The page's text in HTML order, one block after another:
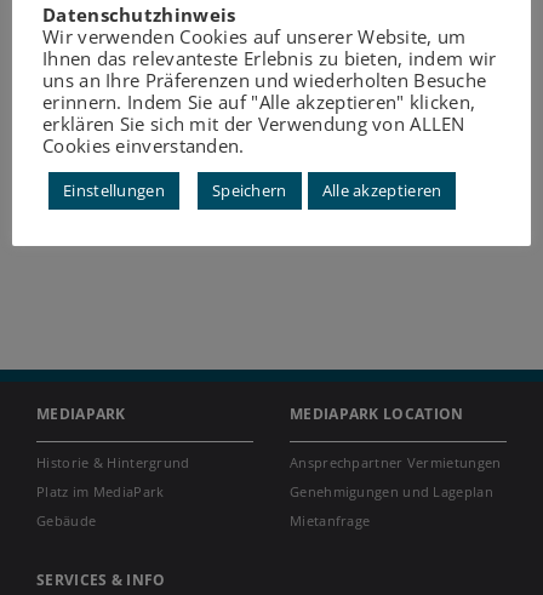
MEDIAPARK
Historie & Hintergrund
Platz im MediaPark
Gebäude
MEDIAPARK LOCATION
Ansprechpartner Vermietungen
Genehmigungen und Lageplan
Mietanfrage
SERVICES & INFO
Datenschutzhinweis
Wir verwenden Cookies auf unserer Website, um
Ihnen das relevanteste Erlebnis zu bieten, indem wir
uns an Ihre Präferenzen und wiederholten Besuche
erinnern. Indem Sie auf "Alle akzeptieren" klicken,
erklären Sie sich mit der Verwendung von ALLEN
Cookies einverstanden.
Einstellungen Speichern Alle akzeptieren